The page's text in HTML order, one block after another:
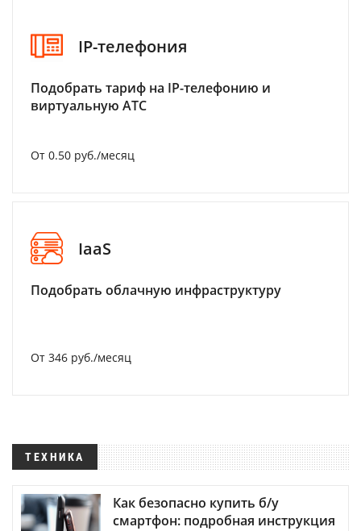
IP-телефония
Подобрать тариф на IP-телефонию и
виртуальную АТС
От 0.50 руб./месяц
IaaS
Подобрать облачную инфраструктуру
От 346 руб./месяц
ТЕХНИКА
Как безопасно купить б/у
смартфон: подробная инструкция